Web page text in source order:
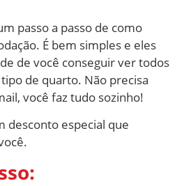
passo a passo de como
É bem simples e eles
de você conseguir ver todos
de quarto. Não precisa
você faz tudo sozinho!
desconto especial que